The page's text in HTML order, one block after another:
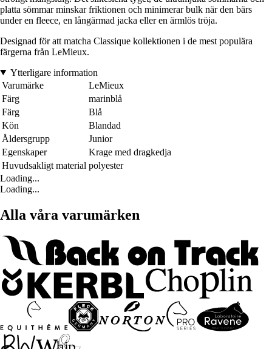
platta sömmar minskar friktionen och minimerar bulk när den bärs
under en fleece, en långärmad jacka eller en ärmlös tröja.
Designad för att matcha Classique kollektionen i de mest populära
färgerna från LeMieux.
Ytterligare information
Varumärke
LeMieux
Färg
marinblå
Färg
Blå
Kön
Blandad
Åldersgrupp
Junior
Egenskaper
Krage med dragkedja
Huvudsakligt material polyester
Loading...
Loading...
Alla våra varumärken